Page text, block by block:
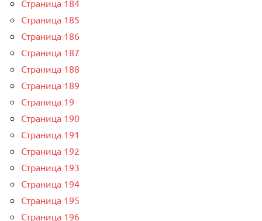
Страница 184
Страница 185
Страница 186
Страница 187
Страница 188
Страница 189
Страница 19
Страница 190
Страница 191
Страница 192
Страница 193
Страница 194
Страница 195
Страница 196